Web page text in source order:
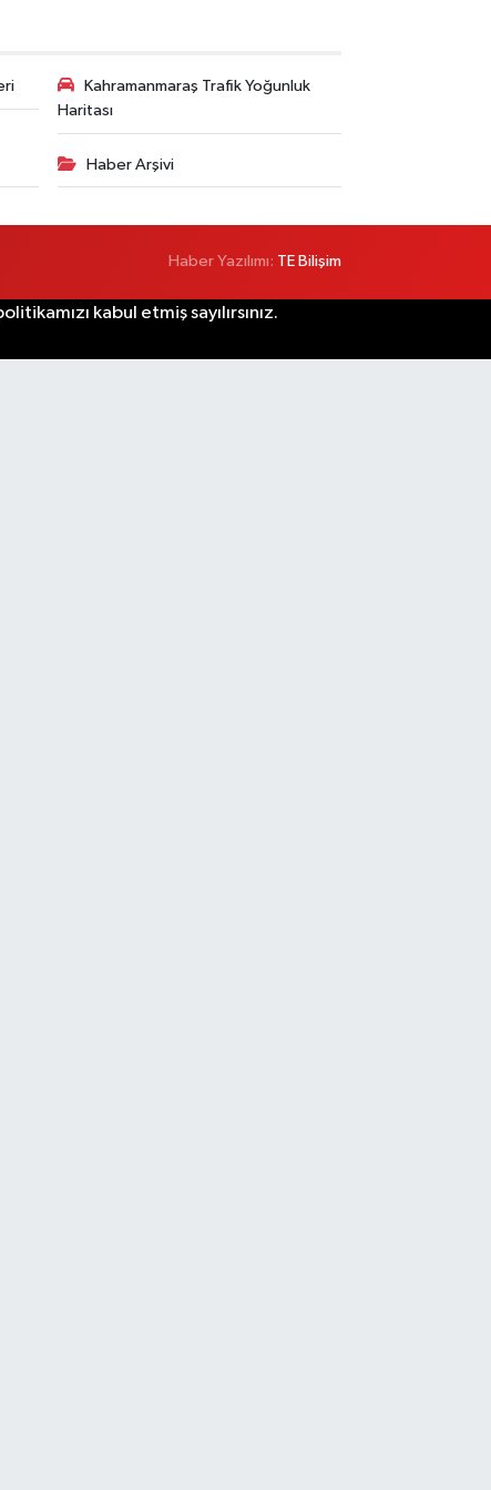
Kahramanmaraş Trafik Yoğunluk
Haritası
Haber Arşivi
Haber Yazılımı: TE Bilişim
kabul etmiş sayılırsınız.